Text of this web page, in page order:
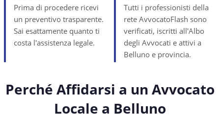
Prima di procedere ricevi
un preventivo trasparente.
Sai esattamente quanto ti
costa l'assistenza legale.
Tutti i professionisti della
rete AvvocatoFlash sono
verificati, iscritti all'Albo
degli Avvocati e attivi a
Belluno e provincia.
Perché Affidarsi a un Avvocato
Locale a Belluno